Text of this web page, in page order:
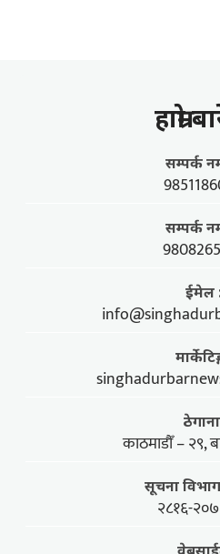
हाम्राे
सम्पर्क
सम्पर्क
ईमेल
काठमाडौँ – २९,
सूचना विभाग
२८१६-